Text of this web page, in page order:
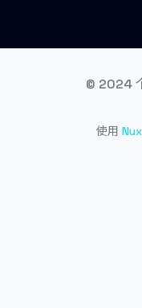
© 2024
使用